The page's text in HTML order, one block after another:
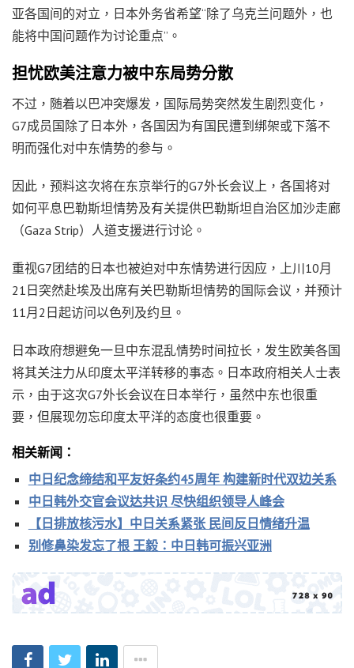
亚各国间的对立，日本外务省希望“除了乌克兰问题外，也
能将中国问题作为讨论重点”。
担忧欧美注意力被中东局势分散
不过，随着以巴冲突爆发，国际局势突然发生剧烈变化，
G7成员国除了日本外，各国因为有国民遭到绑架或下落不
明而强化对中东情势的参与。
因此，预料这次将在东京举行的G7外长会议上，各国将对
如何平息巴勒斯坦情势及有关提供巴勒斯坦自治区加沙走廊
（Gaza Strip）人道支援进行讨论。
重视G7团结的日本也被迫对中东情势进行因应，上川10月
21日突然赴埃及出席有关巴勒斯坦情势的国际会议，并预计
11月2日起访问以色列及约旦。
日本政府想避免一旦中东混乱情势时间拉长，发生欧美各国
将其关注力从印度太平洋转移的事态。日本政府相关人士表
示，由于这次G7外长会议在日本举行，虽然中东也很重
要，但展现勿忘印度太平洋的态度也很重要。
相关新闻：
中日纪念缔结和平友好条约45周年 构建新时代双边关系
中日韩外交官会议达共识 尽快组织领导人峰会
【日排放核污水】中日关系紧张 民间反日情绪升温
别修鼻染发忘了根 王毅：中日韩可振兴亚洲